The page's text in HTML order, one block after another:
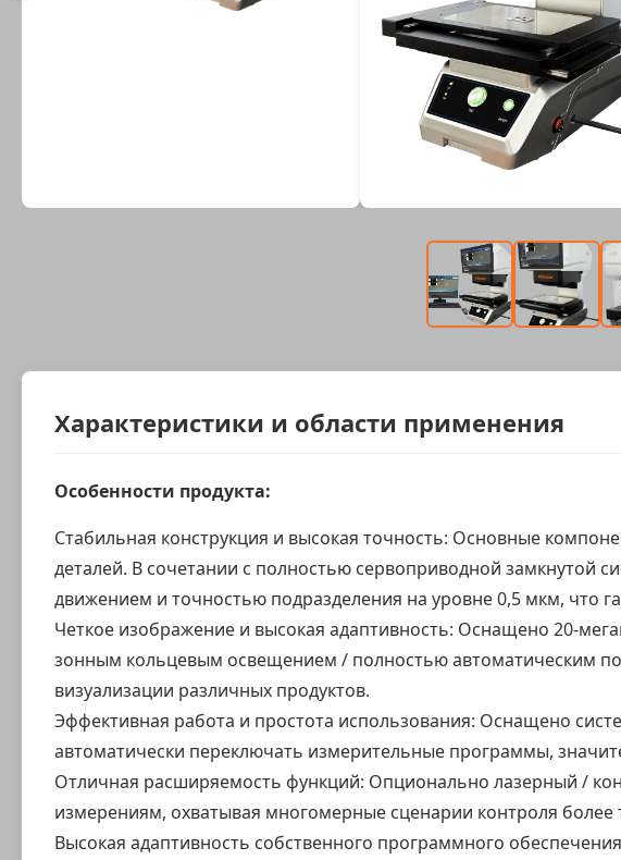
Характеристики и области применения
Особенности продукта:
Стабильная конструкция и высокая точность: Основные
деталей. В сочетании с полностью сервоприводной замкнутой
движением и точностью подразделения на уровне 0,5 мкм, что
Четкое изображение и высокая адаптивность: Оснащено 20-
зонным кольцевым освещением / полностью автоматическим
визуализации различных продуктов.
Эффективная работа и простота использования: Оснащено
автоматически переключать измерительные программы,
Отличная расширяемость функций: Опционально лазерный /
измерениям, охватывая многомерные сценарии контроля более
Высокая адаптивность собственного программного